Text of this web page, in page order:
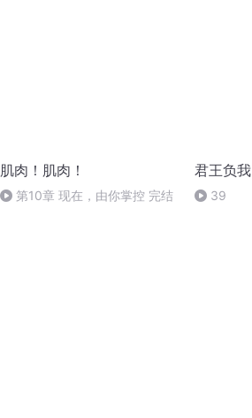
肌肉！肌肉！
第10章 现在，由你掌控 完结
君王负我
39